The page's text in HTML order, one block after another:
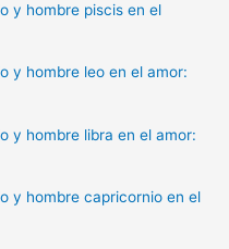
y hombre piscis en el
y hombre leo en el amor:
y hombre libra en el amor:
y hombre capricornio en el